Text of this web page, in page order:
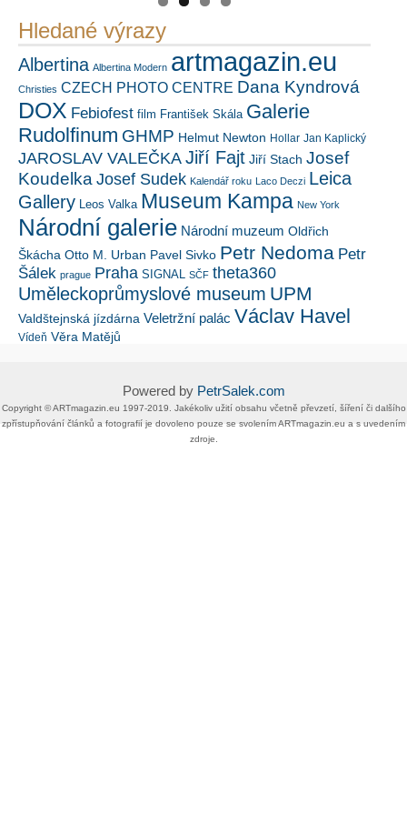
Hledané výrazy
Albertina Albertina Modern artmagazin.eu
Christies CZECH PHOTO CENTRE Dana Kyndrová
DOX Febiofest film František Skála Galerie
Rudolfinum GHMP Helmut Newton Hollar Jan Kaplický
JAROSLAV VALEČKA Jiří Fajt Jiří Stach Josef
Koudelka Josef Sudek Kalendář roku Laco Deczi Leica
Gallery Leos Valka Museum Kampa New York
Národní galerie Národní muzeum Oldřich
Škácha Otto M. Urban Pavel Sivko Petr Nedoma Petr
Šálek prague Praha SIGNAL SČF theta360
Uměleckoprůmyslové museum UPM
Valdštejnská jízdárna Veletržní palác Václav Havel
Vídeň Věra Matějů
Powered by PetrSalek.com
Copyright ©​ ​​ARTmagazin.eu ​1997-2019​.​ Jakékoliv užití obsahu včetně převzetí, šíření či dalšího
zpřístupňování článků a fotografií je dovoleno pouze se svolením ​ARTmagazin.eu​ ​a s uvedením
zdroje.